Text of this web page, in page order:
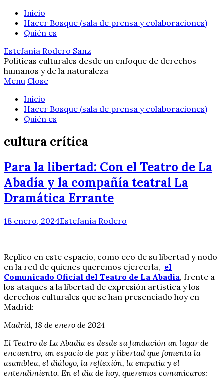
Inicio
Hacer Bosque (sala de prensa y colaboraciones)
Quién es
Estefanía Rodero Sanz
Políticas culturales desde un enfoque de derechos
humanos y de la naturaleza
Menu Close
Inicio
Hacer Bosque (sala de prensa y colaboraciones)
Quién es
cultura crítica
Para la libertad: Con el Teatro de La
Abadía y la compañía teatral La
Dramática Errante
18 enero, 2024Estefanía Rodero
Replico en este espacio, como eco de su libertad y nodo
en la red de quienes queremos ejercerla, el
Comunicado Oficial del Teatro de La Abadía, frente a
los ataques a la libertad de expresión artística y los
derechos culturales que se han presenciado hoy en
Madrid:
Madrid, 18 de enero de 2024
El Teatro de La Abadía es desde su fundación un lugar de
encuentro, un espacio de paz y libertad que fomenta la
asamblea, el diálogo, la reflexión, la empatía y el
entendimiento. En el día de hoy, queremos comunicaros: